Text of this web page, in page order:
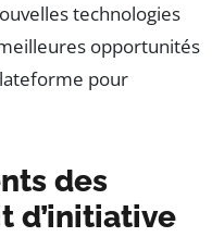
technologies
opportunités
pour
des
d’initiative